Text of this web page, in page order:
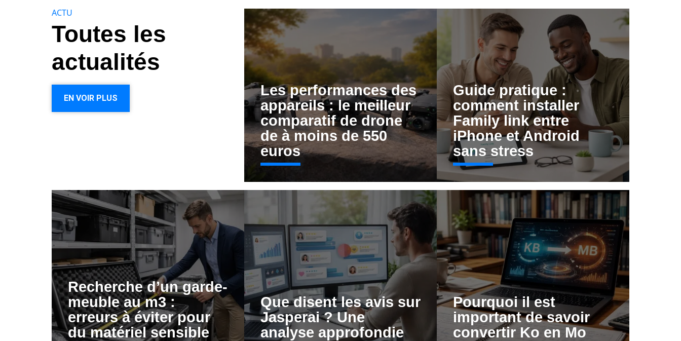
ACTU
Toutes les
actualités
EN VOIR PLUS
Les performances des
appareils : le meilleur
comparatif de drone
de à moins de 550
euros
Guide pratique :
comment installer
Family link entre
iPhone et Android
sans stress
Recherche d’un garde-
meuble au m3 :
erreurs à éviter pour
du matériel sensible
Que disent les avis sur
Jasperai ? Une
analyse approfondie
Pourquoi il est
important de savoir
convertir Ko en Mo